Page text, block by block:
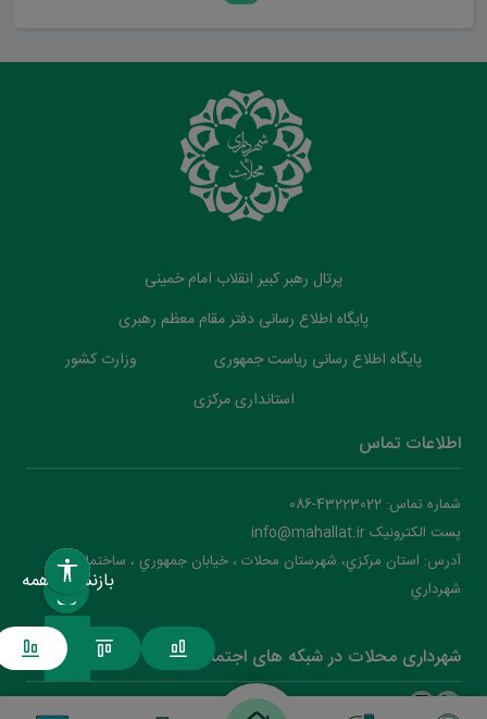
پرتال رهبر کبیر انقلاب امام خمینی
پایگاه اطلاع رسانی دفتر مقام معظم رهبری
پایگاه اطلاع رسانی ریاست جمهوری
وزارت کشور
استانداری مرکزی
اطلاعات تماس
شماره تماس: 43223022-086
پست الکترونیک info@mahallat.ir
آدرس: استان مرکزي، شهرستان محلات ‌‌‌، خيابان جمهوري ، ساختمان
شهرداري
شهرداری محلات در شبکه های اجتماعی
بازنشانی همه